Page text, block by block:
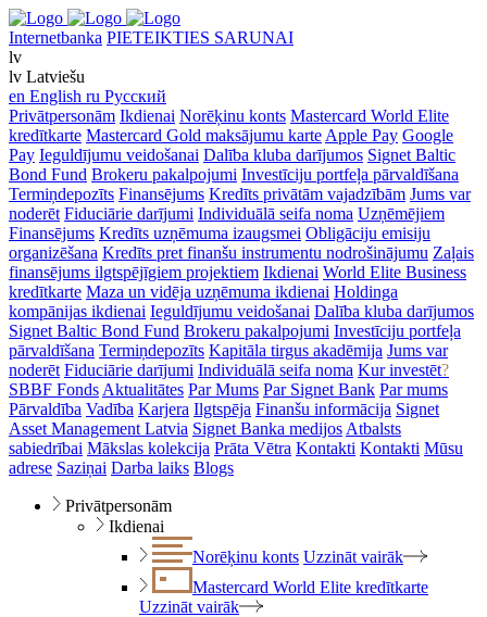
Internetbanka PIETEIKTIES SARUNAI
lv
lv Latviešu
en English ru Русский
Privātpersonām Ikdienai Norēķinu konts Mastercard World Elite
kredītkarte Mastercard Gold maksājumu karte Apple Pay Google
Pay Ieguldījumu veidošanai Dalība kluba darījumos Signet Baltic
Bond Fund Brokeru pakalpojumi Investīciju portfeļa pārvaldīšana
Termiņdepozīts Finansējums Kredīts privātām vajadzībām Jums var
noderēt Fiduciārie darījumi Individuālā seifa noma Uzņēmējiem
Finansējums Kredīts uzņēmuma izaugsmei Obligāciju emisiju
organizēšana Kredīts pret finanšu instrumentu nodrošinājumu Zaļais
finansējums ilgtspējīgiem projektiem Ikdienai World Elite Business
kredītkarte Maza un vidēja uzņēmuma ikdienai Holdinga
kompānijas ikdienai Ieguldījumu veidošanai Dalība kluba darījumos
Signet Baltic Bond Fund Brokeru pakalpojumi Investīciju portfeļa
pārvaldīšana Termiņdepozīts Kapitāla tirgus akadēmija Jums var
noderēt Fiduciārie darījumi Individuālā seifa noma Kur investēt?
SBBF Fonds Aktualitātes Par Mums Par Signet Bank Par mums
Pārvaldība Vadība Karjera Ilgtspēja Finanšu informācija Signet
Asset Management Latvia Signet Banka medijos Atbalsts
sabiedrībai Mākslas kolekcija Prāta Vētra Kontakti Kontakti Mūsu
adrese Saziņai Darba laiks Blogs
Privātpersonām
Ikdienai
Norēķinu konts Uzzināt vairāk
Mastercard World Elite kredītkarte
Uzzināt vairāk